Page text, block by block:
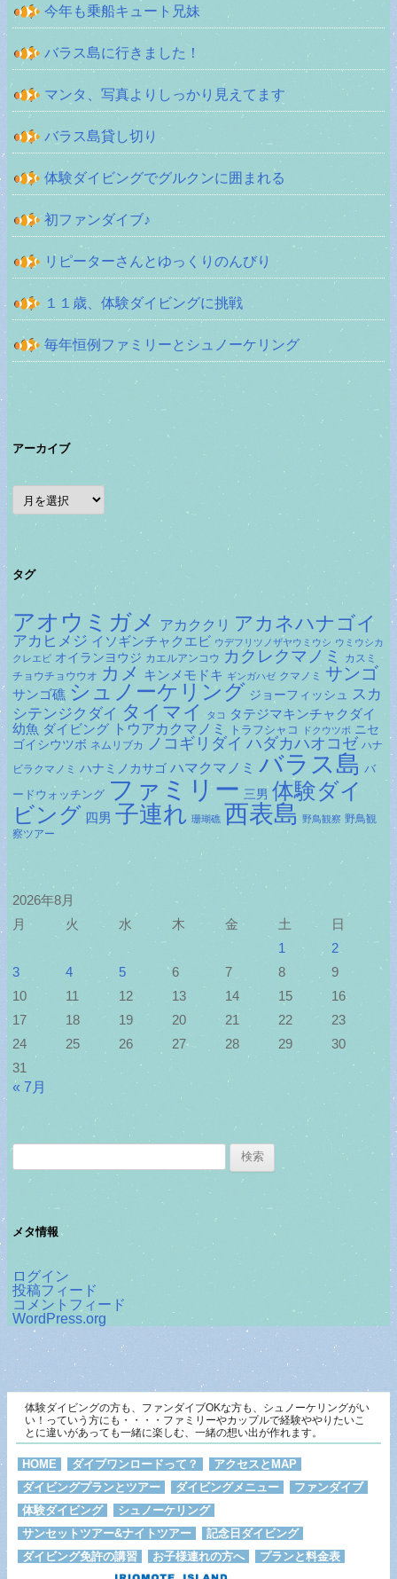
今年も乗船キュート兄妹
バラス島に行きました！
マンタ、写真よりしっかり見えてます
バラス島貸し切り
体験ダイビングでグルクンに囲まれる
初ファンダイブ♪
リピーターさんとゆっくりのんびり
１１歳、体験ダイビングに挑戦
毎年恒例ファミリーとシュノーケリング
アーカイブ
ア
ー
カ
ブ
タグ
アオウミガメ アカククリ アカネハナゴイ
アカヒメジ イソギンチャクエビ ウデフリツノザヤウミウシ ウミウシカ
クレエビ オイランヨウジ カエルアンコウ カクレクマノミ
カスミ
チョウチョウウオ カメ キンメモドキ ギンガハゼ クマノミ サンゴ
サンゴ礁 シュノーケリング ジョーフィッシュ
スカ
シテンジクダイ タイマイ タコ
タテジマキンチャクダイ
幼魚 ダイビング トウアカクマノミ トラフシャコ ドクウツボ
ニセ
ゴイシウツボ ネムリブカ ノコギリダイ ハダカハオコゼ ハナ
ビラクマノミ ハナミノカサゴ ハマクマノミ バラス島 バ
ードウォッチング ファミリー 三男 体験ダイ
ビング 四男 子連れ 珊瑚礁 西表島 野鳥観察 野鳥観
察ツアー
2026年8月
月
火 水 木 金 土
日
1
2
3
4 5 6 7 8
9
10
11 12 13 14 15
16
17
18 19 20 21 22
23
24
25 26 27 28 29
30
31
« 7月
メタ情報
ログイン
投稿フィード
コメントフィード
WordPress.org
体験ダイビングの方も、ファンダイブOKな方も、シュノーケリングがい
い！っていう方にも・・・・ファミリーやカップルで経験ややりたいこ
とに違いがあっても一緒に楽しむ、一緒の想い出が作れます。
HOME ダイブワンロードって？
アクセスとMAP
ダイビングプランとツアー
ダイビングメニュー
ファンダイブ
体験ダイビング
シュノーケリング
サンセットツアー&ナイトツアー
記念日ダイビング
ダイビング免許の講習
お子様連れの方へ プランと料金表